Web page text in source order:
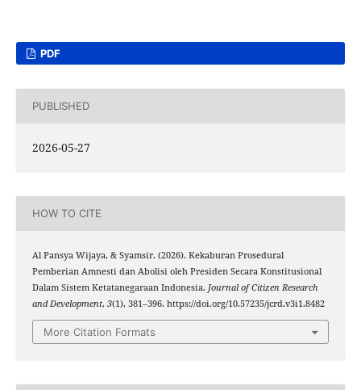
PDF
PUBLISHED
2026-05-27
HOW TO CITE
Al Pansya Wijaya, & Syamsir. (2026). Kekaburan Prosedural
Pemberian Amnesti dan Abolisi oleh Presiden Secara Konstitusional
Dalam Sistem Ketatanegaraan Indonesia. Journal of Citizen Research
and Development, 3(1), 381–396. https://doi.org/10.57235/jcrd.v3i1.8482
More Citation Formats